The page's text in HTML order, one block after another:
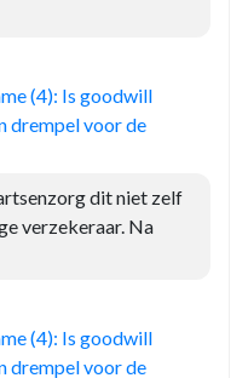
(4): Is goodwill
drempel voor de
dit niet zelf
verzekeraar. Na
(4): Is goodwill
drempel voor de